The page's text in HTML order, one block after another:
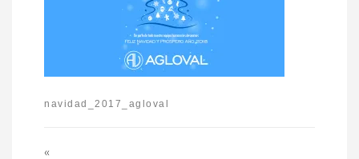
navidad_2017_agloval
«